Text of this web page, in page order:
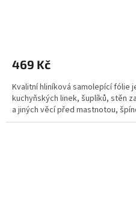
469 Kč
Kvalitní hliníková samolepící fólie
kuchyňských linek, šuplíků, stěn
a jiných věcí před mastnotou,